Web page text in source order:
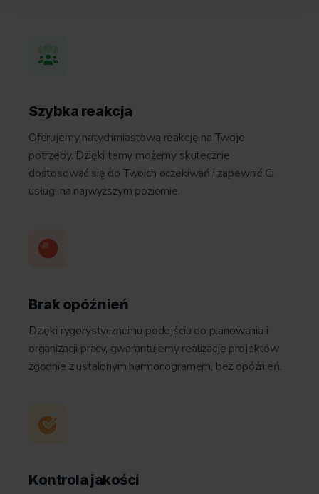
Szybka reakcja
Oferujemy natychmiastową reakcję na Twoje
potrzeby. Dzięki temy możemy skutecznie
dostosować się do Twoich oczekiwań i zapewnić Ci
usługi na najwyższym poziomie.
Brak opóźnień
Dzięki rygorystycznemu podejściu do planowania i
organizacji pracy, gwarantujemy realizację projektów
zgodnie z ustalonym harmonogramem, bez opóźnień.
Kontrola jakości